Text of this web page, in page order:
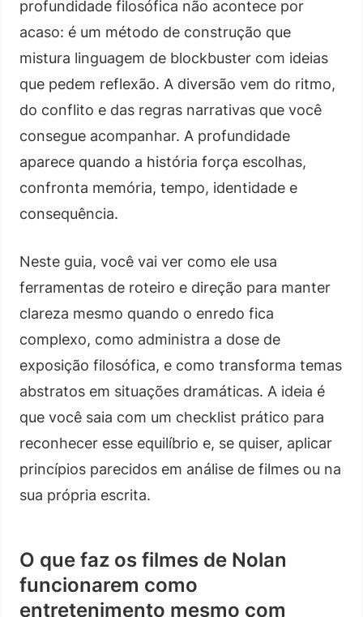
profundidade filosófica não acontece por
acaso: é um método de construção que
mistura linguagem de blockbuster com ideias
que pedem reflexão. A diversão vem do ritmo,
do conflito e das regras narrativas que você
consegue acompanhar. A profundidade
aparece quando a história força escolhas,
confronta memória, tempo, identidade e
consequência.
Neste guia, você vai ver como ele usa
ferramentas de roteiro e direção para manter
clareza mesmo quando o enredo fica
complexo, como administra a dose de
exposição filosófica, e como transforma temas
abstratos em situações dramáticas. A ideia é
que você saia com um checklist prático para
reconhecer esse equilíbrio e, se quiser, aplicar
princípios parecidos em análise de filmes ou na
sua própria escrita.
O que faz os filmes de Nolan
funcionarem como
entretenimento mesmo com